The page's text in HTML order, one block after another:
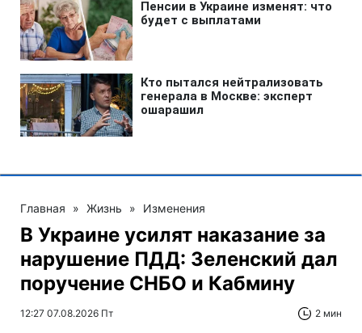
Главная » Жизнь » Изменения
В Украине усилят наказание за
нарушение ПДД: Зеленский дал
поручение СНБО и Кабмину
12:27 07.08.2026 Пт 2 мин